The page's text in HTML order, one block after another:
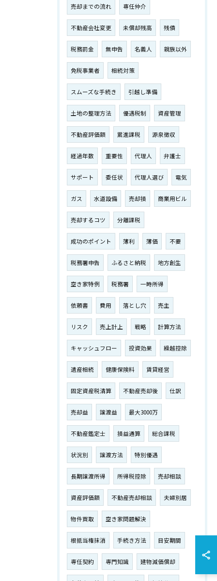
売却までの流れ 専任仲介
不動産会社変更 未償却残高 残債
税務罰金 無申告 名義人 親族以外
免税事業者 相続対策
スムーズな手続き 引越し準備
土地の整理方法 優遇税制 資産管理
不動産評価額 累進課税 源泉徴収
経過年数 重要性 代理人 弁護士
サポート 委任状 代理人選び 電気
ガス 水道設備 売却損 商業用ビル
売却するコツ 分離課税
成功のポイント 薄利 薄価 不要
税務署申告 ふるさと納税 地方創生
空き家特例 税務署 一時所得
依頼書 費用 落とし穴 売主
リスク 売上計上 戦略 計算方法
キャッシュフロー 投資効果 繰越控除
遺産相続 健康保険料 賃貸経営
固定資産税清算 不動産売却後 仕訳
売却益 譲渡益 最大3000万
不動産鑑定士 損益通算 総合課税
状況別 譲渡方法 特別優遇
長期譲渡所得 所得税控除 売却相談
資産評価額 不動産売却相談 夫婦別居
物件買取 空き家問題解決
根抵当権抹消 手続き方法 目安期間
専任契約 専門知識 建物減価償却